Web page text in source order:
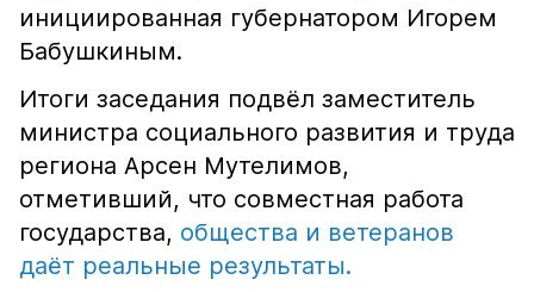
инициированная губернатором Игорем
Бабушкиным.
Итоги заседания подвёл заместитель
министра социального развития и труда
региона Арсен Мутелимов,
отметивший, что совместная работа
государства, общества и ветеранов
даёт реальные результаты.